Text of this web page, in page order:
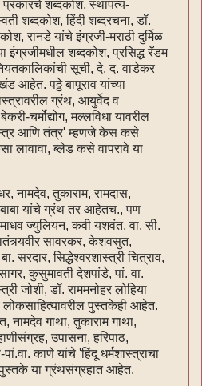
प्रकारचे शब्दकोश, स्थापत्य-
शब्दकोश, हिंदी शब्दरचना, डॉ.
रानडे यांचे इंग्रजी-मराठी दुर्मिळ
इंग्रजीमधील शब्दकोश, प्रसिद्ध रँडम
सूची, दे. द. वाडेकर
आहेत. पठ्ठे बापूराव यांच्या
ग्रंथ, आयुर्वेद व
चर्मोद्योग, मल्लविधा यावरील
आणि तंत्र' म्हणजे केस कसे
लावावा, ब्लेड कसे वापरावे या
नामदेव, तुकाराम, रामदास,
यांचे ग्रंथ तर आहेतच., पण
ज्युलियन, कवी यशवंत, वा. सी.
सावरकर, केशवसुत,
सरदार, सिद्धेश्वरशास्त्री चित्राव,
कुसुमावती देशपांडे, पां. वा.
जोशी, डॉ. राममनोहर लोहिया
पुस्तकेही आहेत.
नामदेव गाथा, तुकाराम गाथा,
उपासना, हरिपाठ,
काणे यांचे 'हिंदू धर्मशास्त्राचा
या ग्रंथसंग्रहात आहेत.